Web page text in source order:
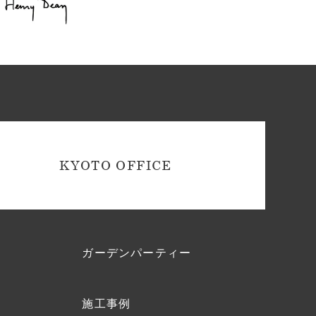
KYOTO OFFICE
ガーデンパーティー
施工事例